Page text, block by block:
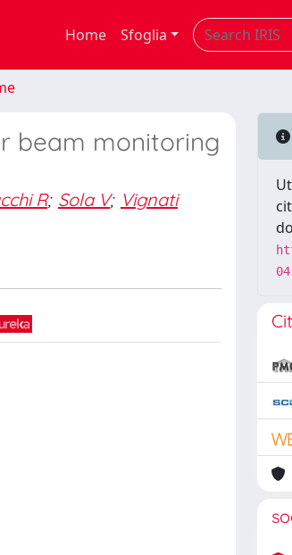
Home Sfoglia
beam monitoring
R; Sola V; Vignati
04